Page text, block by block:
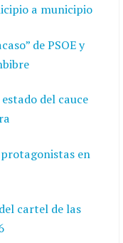
a municipio
de PSOE y
del cauce
protagonistas en
cartel de las